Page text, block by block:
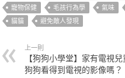
寵物保健
毛孩行為學 氣味
貓貓
避免敵人發現
上一則
【狗狗小學堂】家有電視兒
狗狗看得到電視的影像嗎？